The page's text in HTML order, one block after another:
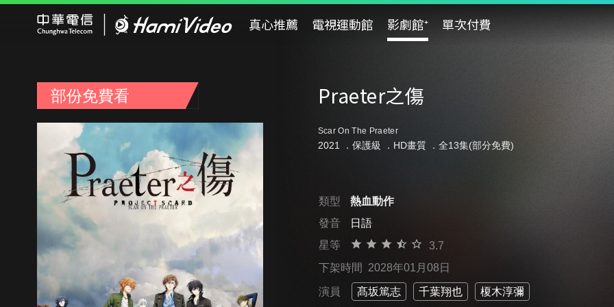
真心推薦 電視運動館 影劇館⁺ 單次付費
部份免費看 Praeter之傷
Scar On The Praeter
2021 ． 保護級 ．HD畫質 ．全13集(部分免費)
類型
熱血動作
發音
日語
星等
3.7
下架時間 2028年01月08日
演員 髙坂篤志 千葉翔也 榎木淳彌